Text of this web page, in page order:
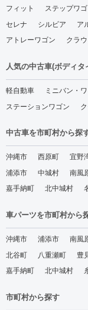
フィット
ステップワ
セレナ
シルビア ア
アトレーワゴン
クラ
人気の中古車(ボディタ
軽自動車 ミニバン・
ステーションワゴン
中古車を市町村から探
沖縄市 西原町 宜野
浦添市
中城村 南風
嘉手納町
北中城村
車パーツを市町村から
沖縄市 浦添市 南風
北谷町
八重瀬町 豊
嘉手納町
北中城村
市町村から探す